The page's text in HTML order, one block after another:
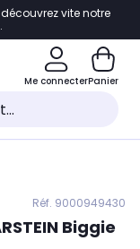
vite notre
Me connecterPanier
Réf. 9000949430
Biggie